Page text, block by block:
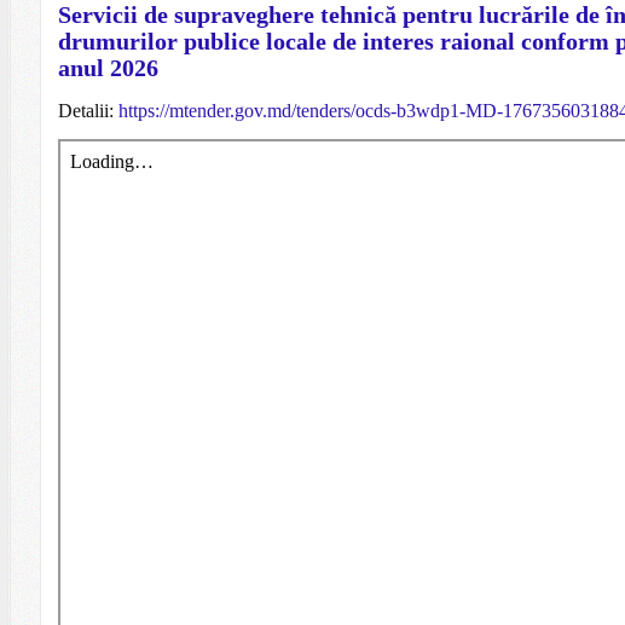
Servicii de supraveghere tehnică pentru lucrările de
drumurilor publice locale de interes raional
anul 2026
Detalii:https://mtender.gov.md/tenders/ocds-b3wdp1-MD-